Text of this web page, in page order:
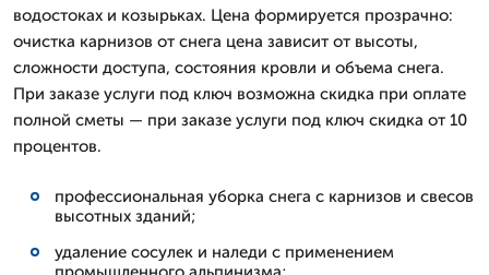
водостоках и козырьках. Цена формируется прозрачно:
очистка карнизов от снега цена зависит от высоты,
сложности доступа, состояния кровли и объема снега.
При заказе услуги под ключ возможна скидка при оплате
полной сметы — при заказе услуги под ключ скидка от 10
процентов.
профессиональная уборка снега с карнизов и свесов
высотных зданий;
удаление сосулек и наледи с применением